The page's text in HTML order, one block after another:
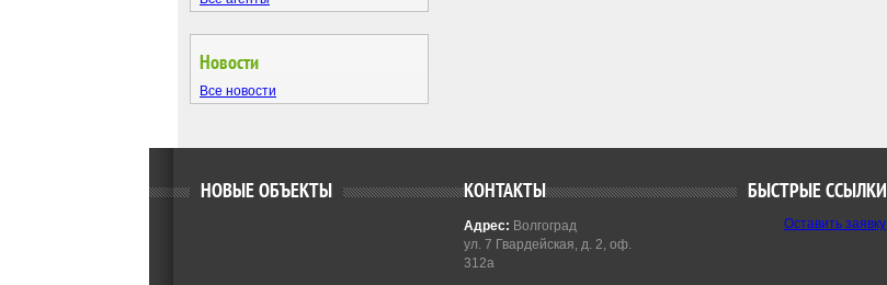
Новости
Все новости
НОВЫЕ ОБЪЕКТЫ КОНТАКТЫ
Адрес: Волгоград
ул. 7 Гвардейская, д. 2, оф.
312а
БЫСТРЫЕ ССЫЛКИ
Оставить заявку